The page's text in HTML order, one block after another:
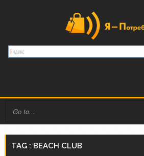
TAG : BEACH CLUB